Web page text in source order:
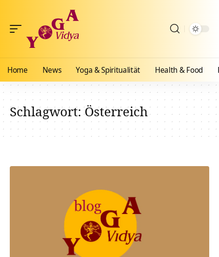
Home News Yoga & Spiritualität Health & Food
Schlagwort:Österreich